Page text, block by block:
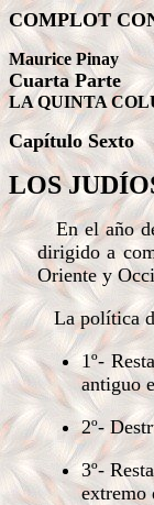
COMPLOT
Maurice Pinay
Cuarta Parte
LA QUINTA
CapítuloSexto
LOS
En el año
dirigido a
Oriente y
La política
1º-
antiguo
2º-
3º-
extremo